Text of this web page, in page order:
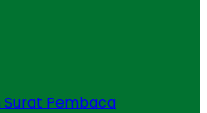
Pembaca